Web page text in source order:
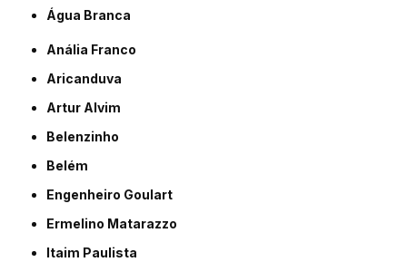
Água Branca
Anália Franco
Aricanduva
Artur Alvim
Belenzinho
Belém
Engenheiro Goulart
Ermelino Matarazzo
Itaim Paulista